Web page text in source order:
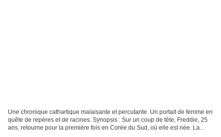
Une chronique cathartique malaisante et percutante. Un portait de femme en
quête de repères et de racines. Synopsis : Sur un coup de tête, Freddie, 25
ans, retourne pour la première fois en Corée du Sud, où elle est née. La